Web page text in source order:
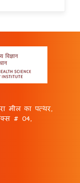
मील का पत्थर,
# 04,